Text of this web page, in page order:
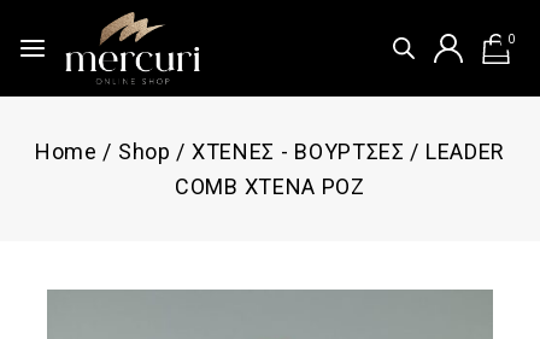
0
Home / Shop / ΧΤΕΝΕΣ - ΒΟΥΡΤΣΕΣ / LEADER
COMB ΧΤΕΝΑ ΡΟΖ